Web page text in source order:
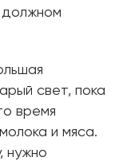
должном
свет, пока
время
и мяса.
нужно